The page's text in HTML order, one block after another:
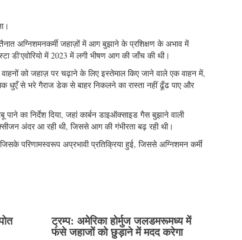
अग्निशमनकर्मी जहाज़ों में आग बुझाने के प्रशिक्षण के अभाव में
डी'एवोरियो में 2023 में लगी भीषण आग की जाँच की थी।
वाहनों को जहाज़ पर चढ़ाने के लिए इस्तेमाल किए जाने वाले एक वाहन में,
से भरे गैराज डेक से बाहर निकलने का रास्ता नहीं ढूँढ पाए और
का निर्देश दिया, जहां कार्बन डाइऑक्साइड गैस बुझाने वाली
अंदर आ रही थी, जिससे आग की गंभीरता बढ़ रही थी।
परिणामस्वरूप अप्रभावी प्रतिक्रिया हुई, जिससे अग्निशमन कर्मी
ट्रम्प: अमेरिका होर्मुज जलडमरूमध्य में
फंसे जहाजों को छुड़ाने में मदद करेगा